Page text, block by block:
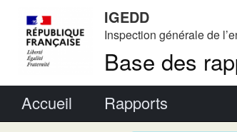
IGEDD
Inspection générale de
Base des
Accueil Rapports